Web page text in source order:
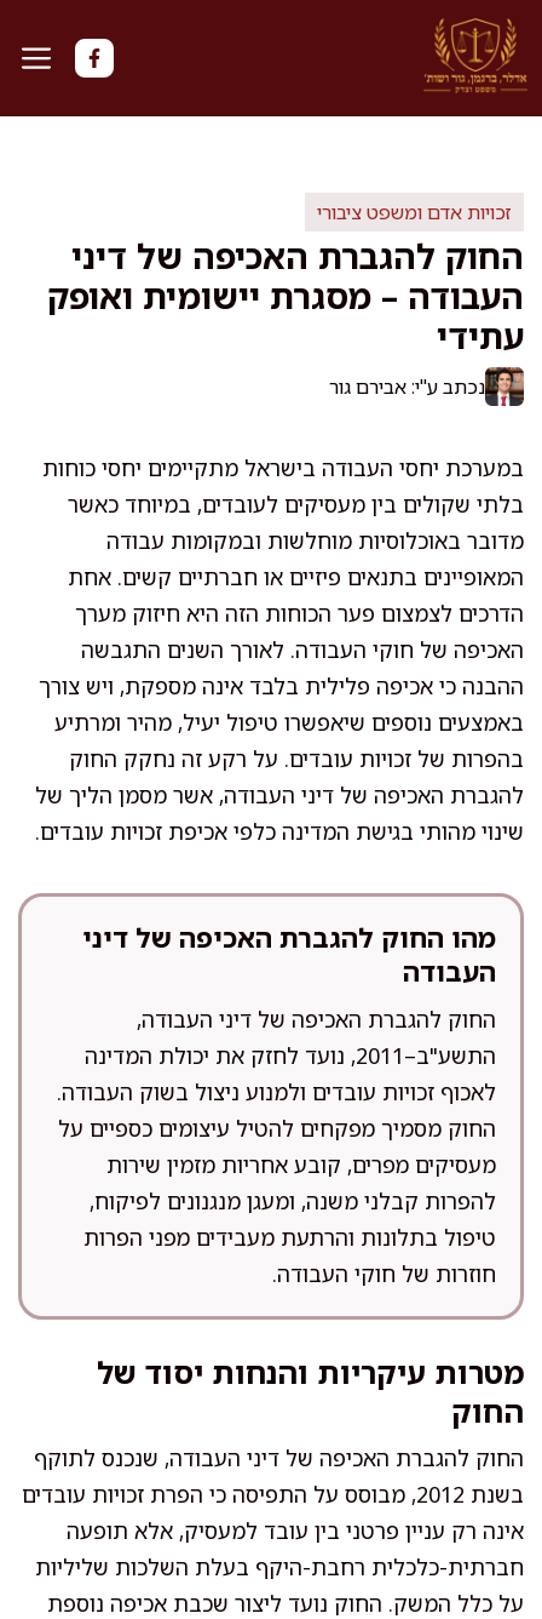
לדלג
לתוכן
זכויות אדם ומשפט ציבורי
החוק להגברת האכיפה של דיני
העבודה – מסגרת יישומית ואופק
עתידי
נכתב ע"י: אבירם גור
במערכת יחסי העבודה בישראל מתקיימים יחסי כוחות
בלתי שקולים בין מעסיקים לעובדים, במיוחד כאשר
מדובר באוכלוסיות מוחלשות ובמקומות עבודה
המאופיינים בתנאים פיזיים או חברתיים קשים. אחת
הדרכים לצמצום פער הכוחות הזה היא חיזוק מערך
האכיפה של חוקי העבודה. לאורך השנים התגבשה
ההבנה כי אכיפה פלילית בלבד אינה מספקת, ויש צורך
באמצעים נוספים שיאפשרו טיפול יעיל, מהיר ומרתיע
בהפרות של זכויות עובדים. על רקע זה נחקק החוק
להגברת האכיפה של דיני העבודה, אשר מסמן הליך של
שינוי מהותי בגישת המדינה כלפי אכיפת זכויות עובדים.
מהו החוק להגברת האכיפה של דיני
העבודה
החוק להגברת האכיפה של דיני העבודה,
התשע"ב–2011, נועד לחזק את יכולת המדינה
לאכוף זכויות עובדים ולמנוע ניצול בשוק העבודה.
החוק מסמיך מפקחים להטיל עיצומים כספיים על
מעסיקים מפרים, קובע אחריות מזמין שירות
להפרות קבלני משנה, ומעגן מנגנונים לפיקוח,
טיפול בתלונות והרתעת מעבידים מפני הפרות
חוזרות של חוקי העבודה.
מטרות עיקריות והנחות יסוד של
החוק
החוק להגברת האכיפה של דיני העבודה, שנכנס לתוקף
בשנת 2012, מבוסס על התפיסה כי הפרת זכויות עובדים
אינה רק עניין פרטני בין עובד למעסיק, אלא תופעה
חברתית-כלכלית רחבת-היקף בעלת השלכות שליליות
על כלל המשק. החוק נועד ליצור שכבת אכיפה נוספת